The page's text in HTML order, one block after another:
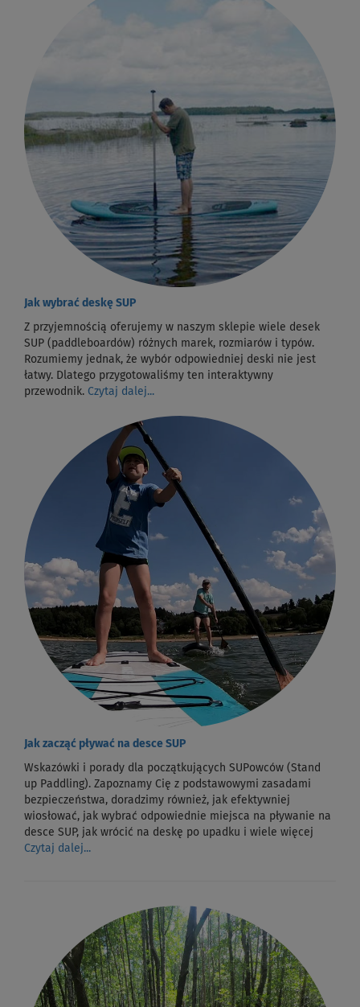
Jak wybrać deskę SUP
Z przyjemnością oferujemy w naszym sklepie wiele desek
SUP (paddleboardów) różnych marek, rozmiarów i typów.
Rozumiemy jednak, że wybór odpowiedniej deski nie jest
łatwy. Dlatego przygotowaliśmy ten interaktywny
przewodnik. Czytaj dalej...
Jak zacząć pływać na desce SUP
Wskazówki i porady dla początkujących SUPowców (Stand
up Paddling). Zapoznamy Cię z podstawowymi zasadami
bezpieczeństwa, doradzimy również, jak efektywniej
wiosłować, jak wybrać odpowiednie miejsca na pływanie na
desce SUP, jak wrócić na deskę po upadku i wiele więcej
Czytaj dalej...